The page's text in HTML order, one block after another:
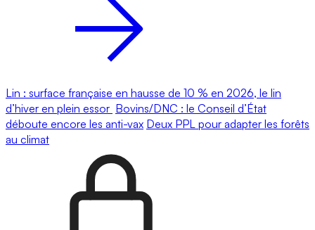
Lin : surface française en hausse de 10 % en 2026, le lin
d’hiver en plein essor Bovins/DNC : le Conseil d’État
déboute encore les anti-vax Deux PPL pour adapter les forêts
au climat